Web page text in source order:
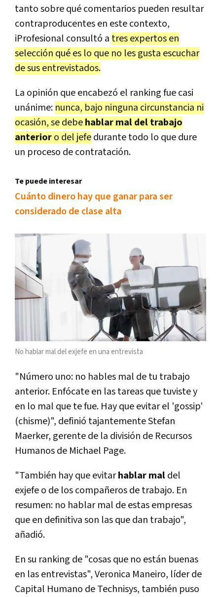
tanto sobre qué comentarios pueden resultar
contraproducentes en este contexto,
iProfesional consultó a tres expertos en
selección qué es lo que no les gusta escuchar
de sus entrevistados.
La opinión que encabezó el ranking fue casi
unánime: nunca, bajo ninguna circunstancia ni
ocasión, se debehablar mal del trabajo
anterioro del jefedurante todo lo que dure
un proceso de contratación.
Te puede interesar
Cuánto dinero hay que ganar para ser
considerado de clase alta
No hablar mal del exjefe en una entrevista
"Número uno: no hables mal de tu trabajo
anterior. Enfócate en las tareas que tuviste y
en lo mal que te fue. Hay que evitar el 'gossip'
(chisme)", definió tajantemente Stefan
Maerker, gerente de la división de Recursos
Humanos de Michael Page.
"También hay que evitarhablar maldel
exjefe o de los compañeros de trabajo. En
resumen: no hablar mal de estas empresas
que en definitiva son las que dan trabajo",
añadió.
En su ranking de "cosas que no están buenas
en las entrevistas", Veronica Maneiro, líder de
Capital Humano de Technisys, también puso